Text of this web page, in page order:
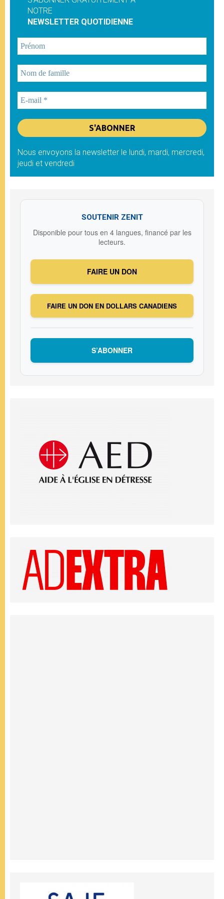
NOTRE
NEWSLETTER QUOTIDIENNE
Nous envoyons la newsletter le lundi, mardi, mercredi,
jeudi et vendredi
SOUTENIR ZENIT
Disponible pour tous en 4 langues, financé par les
lecteurs.
FAIRE UN DON
FAIRE UN DON EN DOLLARS CANADIENS
S’ABONNER